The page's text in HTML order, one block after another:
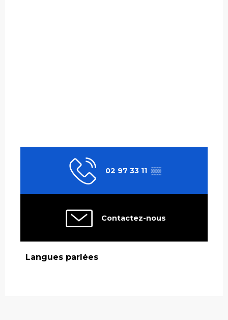
02 97 33 11 ▒▒
Contactez-nous
Langues parlées
Langues parlées